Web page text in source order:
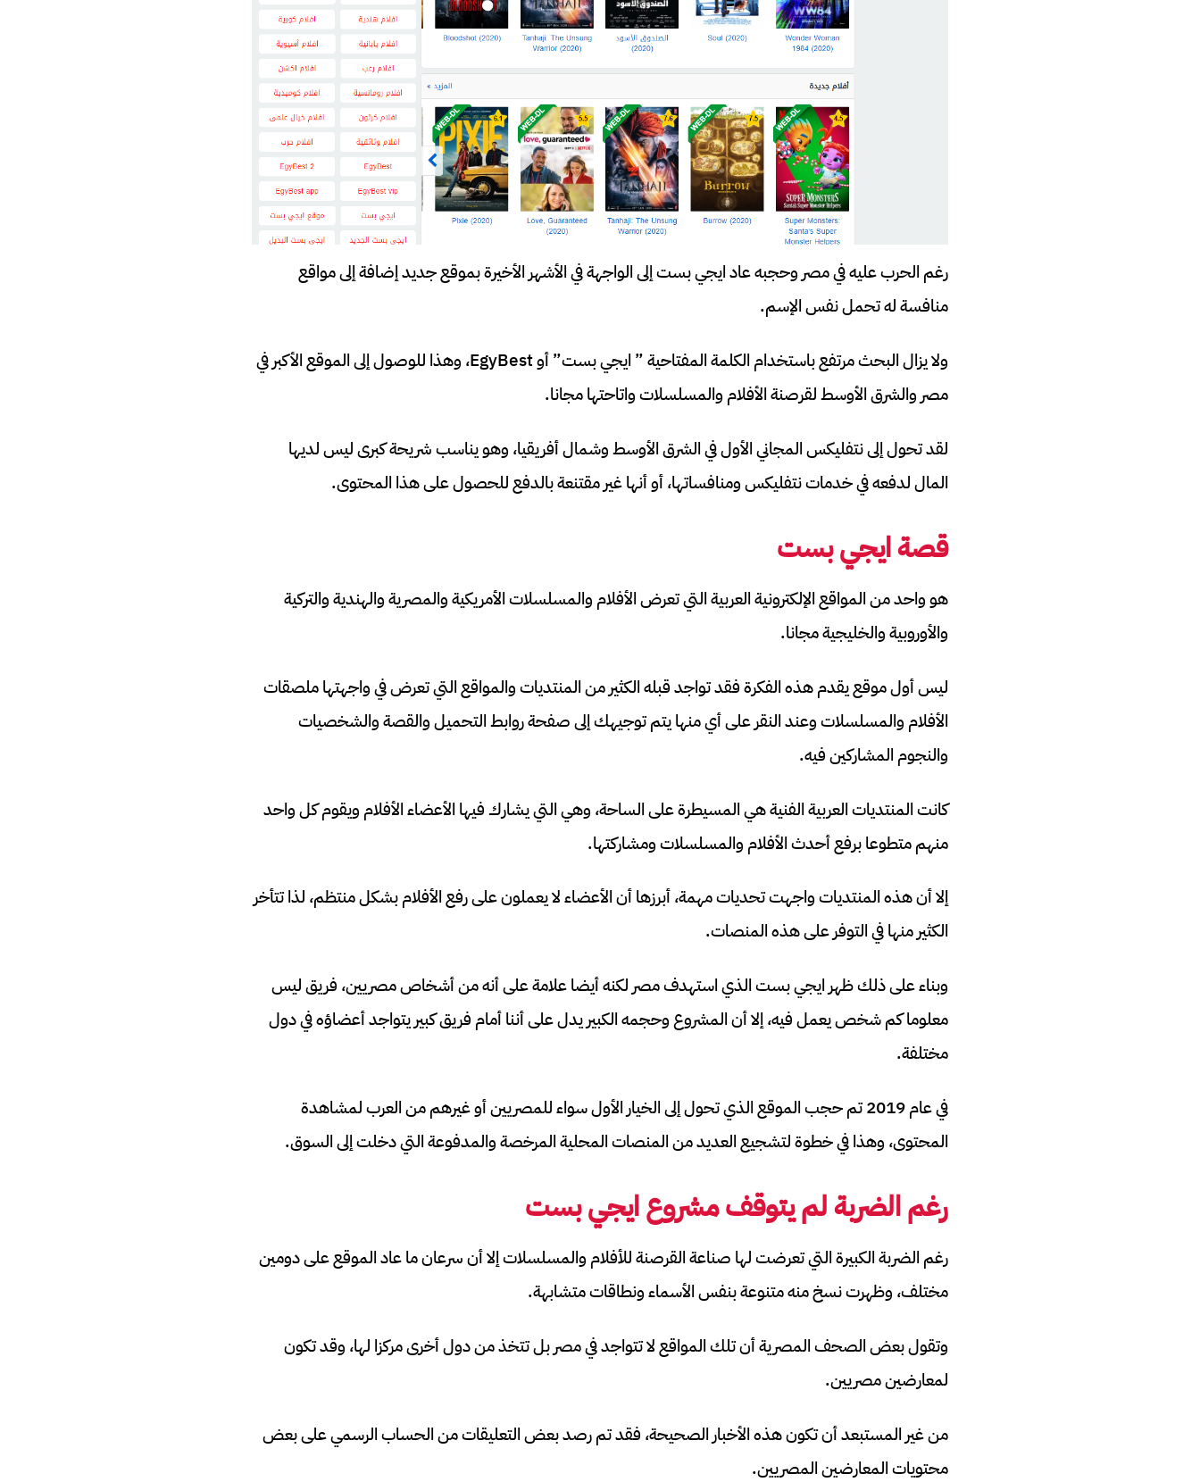
رغم الحرب عليه في مصر وحجبه عاد ايجي بست إلى الواجهة في الأشهر الأخيرة بموقع جديد إضافة إلى مواقع
منافسة له تحمل نفس الإسم.
ولا يزال البحث مرتفع باستخدام الكلمة المفتاحية ” ايجي بست” أو EgyBest، وهذا للوصول إلى الموقع الأكبر في
مصر والشرق الأوسط لقرصنة الأفلام والمسلسلات واتاحتها مجانا.
لقد تحول إلى نتفليكس المجاني الأول في الشرق الأوسط وشمال أفريقيا، وهو يناسب شريحة كبرى ليس لديها
المال لدفعه في خدمات نتفليكس ومنافساتها، أو أنها غير مقتنعة بالدفع للحصول على هذا المحتوى.
قصة ايجي بست
هو واحد من المواقع الإلكترونية العربية التي تعرض الأفلام والمسلسلات الأمريكية والمصرية والهندية والتركية
والأوروبية والخليجية مجانا.
ليس أول موقع يقدم هذه الفكرة فقد تواجد قبله الكثير من المنتديات والمواقع التي تعرض في واجهتها ملصقات
الأفلام والمسلسلات وعند النقر على أي منها يتم توجيهك إلى صفحة روابط التحميل والقصة والشخصيات
والنجوم المشاركين فيه.
كانت المنتديات العربية الفنية هي المسيطرة على الساحة، وهي التي يشارك فيها الأعضاء الأفلام ويقوم كل واحد
منهم متطوعا برفع أحدث الأفلام والمسلسلات ومشاركتها.
إلا أن هذه المنتديات واجهت تحديات مهمة، أبرزها أن الأعضاء لا يعملون على رفع الأفلام بشكل منتظم، لذا تتأخر
الكثير منها في التوفر على هذه المنصات.
وبناء على ذلك ظهر ايجي بست الذي استهدف مصر لكنه أيضا علامة على أنه من أشخاص مصريين، فريق ليس
معلوما كم شخص يعمل فيه، إلا أن المشروع وحجمه الكبير يدل على أننا أمام فريق كبير يتواجد أعضاؤه في دول
مختلفة.
في عام 2019 تم حجب الموقع الذي تحول إلى الخيار الأول سواء للمصريين أو غيرهم من العرب لمشاهدة
المحتوى، وهذا في خطوة لتشجيع العديد من المنصات المحلية المرخصة والمدفوعة التي دخلت إلى السوق.
رغم الضربة لم يتوقف مشروع ايجي بست
رغم الضربة الكبيرة التي تعرضت لها صناعة القرصنة للأفلام والمسلسلات إلا أن سرعان ما عاد الموقع على دومين
مختلف، وظهرت نسخ منه متنوعة بنفس الأسماء ونطاقات متشابهة.
وتقول بعض الصحف المصرية أن تلك المواقع لا تتواجد في مصر بل تتخذ من دول أخرى مركزا لها، وقد تكون
لمعارضين مصريين.
من غير المستبعد أن تكون هذه الأخبار الصحيحة، فقد تم رصد بعض التعليقات من الحساب الرسمي على بعض
محتويات المعارضين المصريين.